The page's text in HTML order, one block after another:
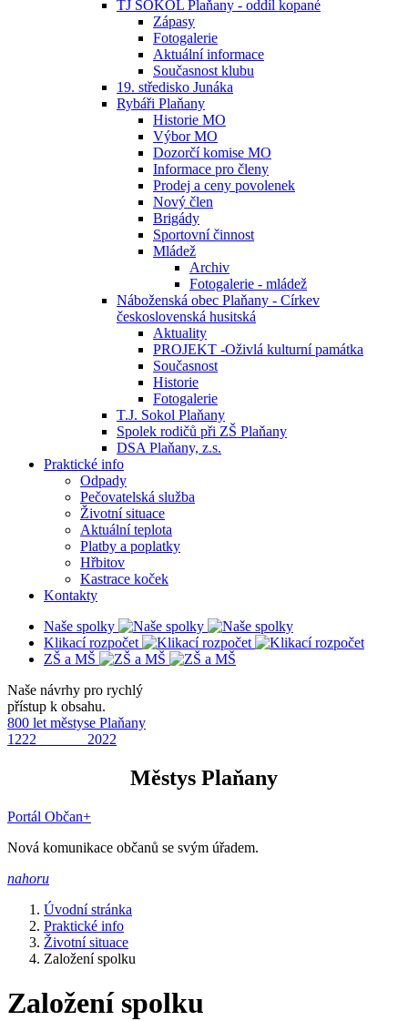
TJ SOKOL Plaňany - oddíl kopané
Zápasy
Fotogalerie
Aktuální informace
Současnost klubu
19. středisko Junáka
Rybáři Plaňany
Historie MO
Výbor MO
Dozorčí komise MO
Informace pro členy
Prodej a ceny povolenek
Nový člen
Brigády
Sportovní činnost
Mládež
Archiv
Fotogalerie - mládež
Náboženská obec Plaňany - Církev
československá husitská
Aktuality
PROJEKT -Oživlá kulturní památka
Současnost
Historie
Fotogalerie
T.J. Sokol Plaňany
Spolek rodičů při ZŠ Plaňany
DSA Plaňany, z.s.
Praktické info
Odpady
Pečovatelská služba
Životní situace
Aktuální teplota
Platby a poplatky
Hřbitov
Kastrace koček
Kontakty
Naše spolky
Klikací rozpočet
ZŠ a MŠ
Naše návrhy pro rychlý
přístup k obsahu.
800 let městyse Plaňany
1222 2022
Městys Plaňany
Portál Občan+
Nová komunikace občanů se svým úřadem.
nahoru
Úvodní stránka
Praktické info
Životní situace
Založení spolku
Založení spolku